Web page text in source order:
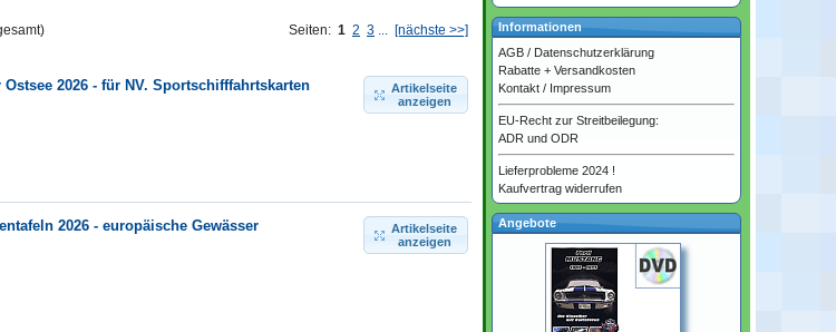
Seiten: 1 2 3 [nächste >>]
Ostsee 2026 - für NV. Sportschifffahrtskarten
Artikelseite
anzeigen
2026 - europäische Gewässer
Artikelseite
anzeigen
Informationen
AGB / Datenschutzerklärung
Rabatte + Versandkosten
Kontakt / Impressum
EU-Recht zur Streitbeilegung:
ADR und ODR
Lieferprobleme 2024 !
Kaufvertrag widerrufen
Angebote